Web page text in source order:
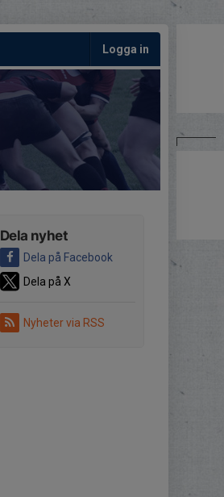
Logga in
Dela nyhet
Dela på Facebook
Dela på X
Nyheter via RSS